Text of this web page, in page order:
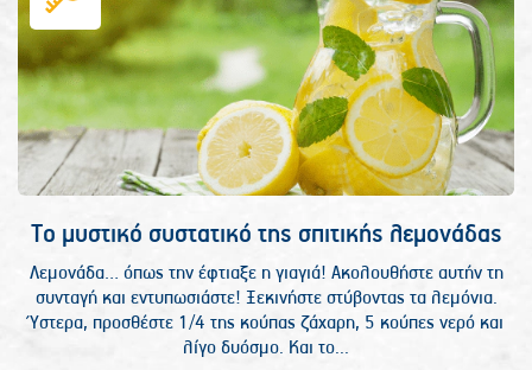
Το μυστικό συστατικό της σπιτικής λεμονάδας
Λεμονάδα… όπως την έφτιαξε η γιαγιά! Ακολουθήστε αυτήν τη
συνταγή και εντυπωσιάστε! Ξεκινήστε στύβοντας τα λεμόνια.
Ύστερα, προσθέστε 1/4 της κούπας ζάχαρη, 5 κούπες νερό και
λίγο δυόσμο. Και το...